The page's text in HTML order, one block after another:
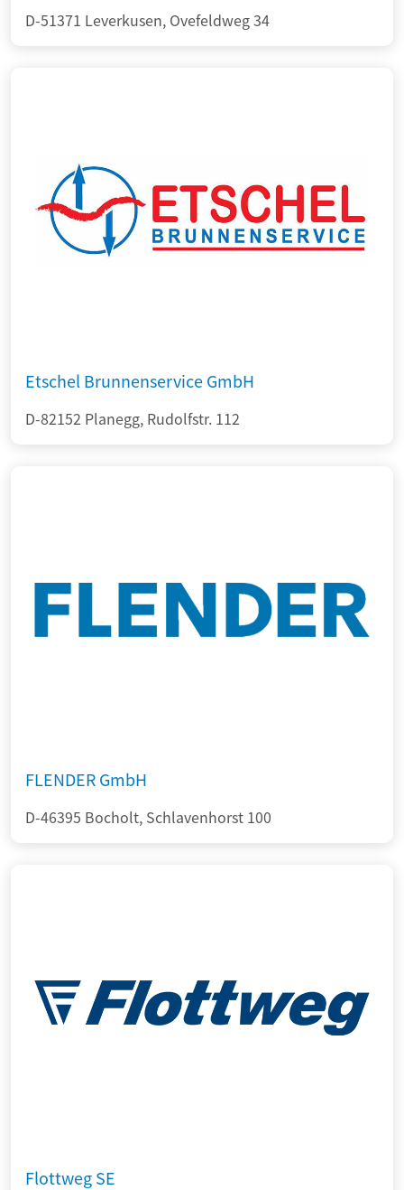
D-51371 Leverkusen, Ovefeldweg 34
Etschel Brunnenservice GmbH
D-82152 Planegg, Rudolfstr. 112
FLENDER GmbH
D-46395 Bocholt, Schlavenhorst 100
Flottweg SE